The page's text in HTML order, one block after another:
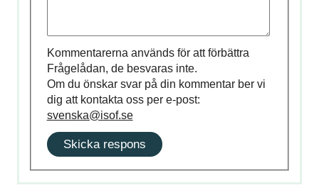
Kommentarerna används för att förbättra
Frågelådan, de besvaras inte.
Om du önskar svar på din kommentar ber vi
dig att kontakta oss per e-post:
svenska@isof.se
Skicka respons